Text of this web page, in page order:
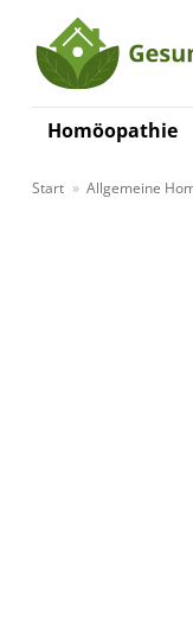
Inhalt
springen
Homöopathie
Start » Allgemeine